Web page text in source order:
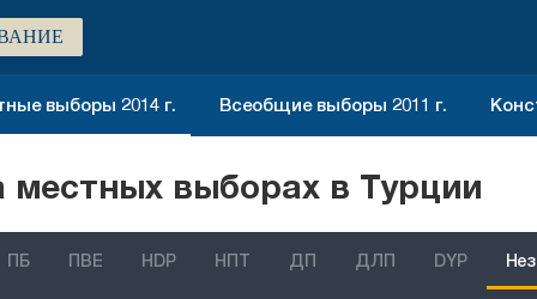
выборы 2014 г. Всеобщие выборы 2011 г.
выборах в Турции
ПБ ПВЕ HDP НПТ ДП ДЛП DYP